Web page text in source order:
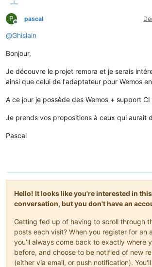
P
Offline
pascal
@Ghislain
Bonjour,
Je découvre le projet remora et je serais
ainsi que celui de l'adaptateur pour Wemos
A ce jour je possède des Wemos + support
Je prends vos propositions à ceux qui aurait
Pascal
Hello! It looks like you're interested in this
conversation, but you don't have an
Getting fed up of having to scroll through
posts each visit? When you register for an
you'll always come back to exactly where
before, and choose to be notified of new
(either via email, or push notification).